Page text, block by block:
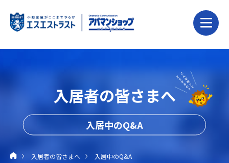
入居者の皆さまへ
入居中のQ&A
入居者の皆さまへ 入居中のQ&A